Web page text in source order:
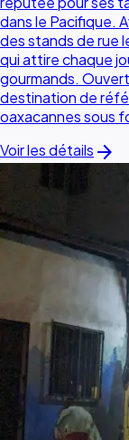
dans le Pacifique.
des stands de rue
qui attire chaque
gourmands.
destination de
oaxacannes sous
Voir les détails arrow_forward